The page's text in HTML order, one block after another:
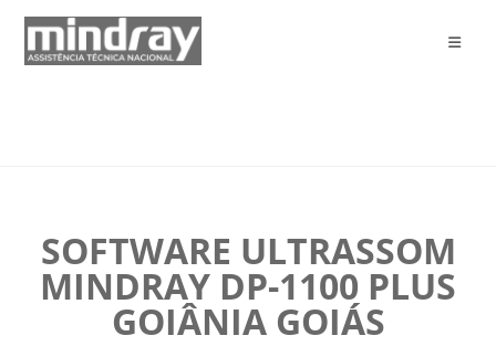
SOFTWARE ULTRASSOM
MINDRAY DP-1100 PLUS
GOIÂNIA GOIÁS